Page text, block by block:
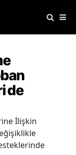
de
İlişkin